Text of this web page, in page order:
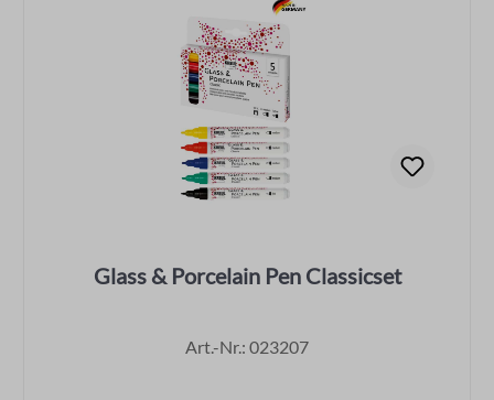
Glass & Porcelain Pen Classicset
Art.-Nr.: 023207